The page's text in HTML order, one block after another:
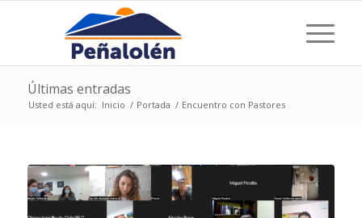
Últimas entradas
Usted está aquí: Inicio / Portada / Encuentro con Pastores